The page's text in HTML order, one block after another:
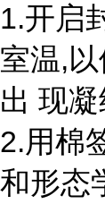
1.开启
室温,
出 现凝
2.用棉
和形态